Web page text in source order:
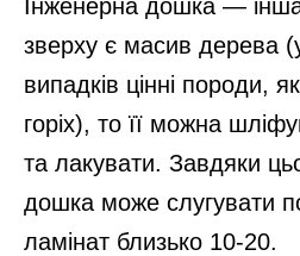
Інженерна дошка —
зверху є масив дерева
випадків цінні породи,
горіх), то її можна
та лакувати. Завдяки
дошка може слугувати
ламінат близько 10-20.